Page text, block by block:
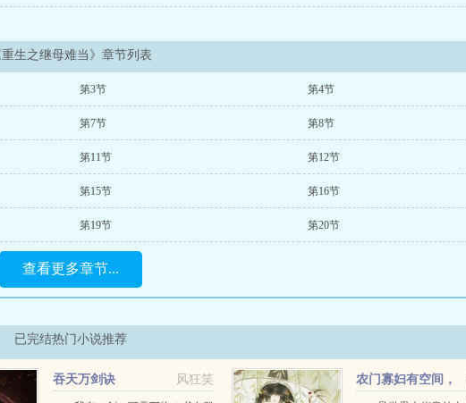
重生之继母难当》章节列表
第3节 第4节
第7节 第8节
第11节 第12节
第15节 第16节
第19节 第20节
查看更多章节...
已完结热门小说推荐
风狂笑
吞天万剑诀
农门寡妇有空间，